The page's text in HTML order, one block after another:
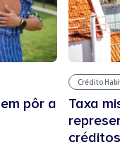
pôr a
Crédito
Taxa
créditos